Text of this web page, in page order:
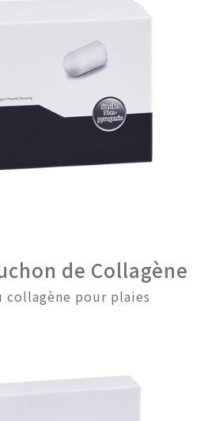
de Collagène
collagène pour plaies